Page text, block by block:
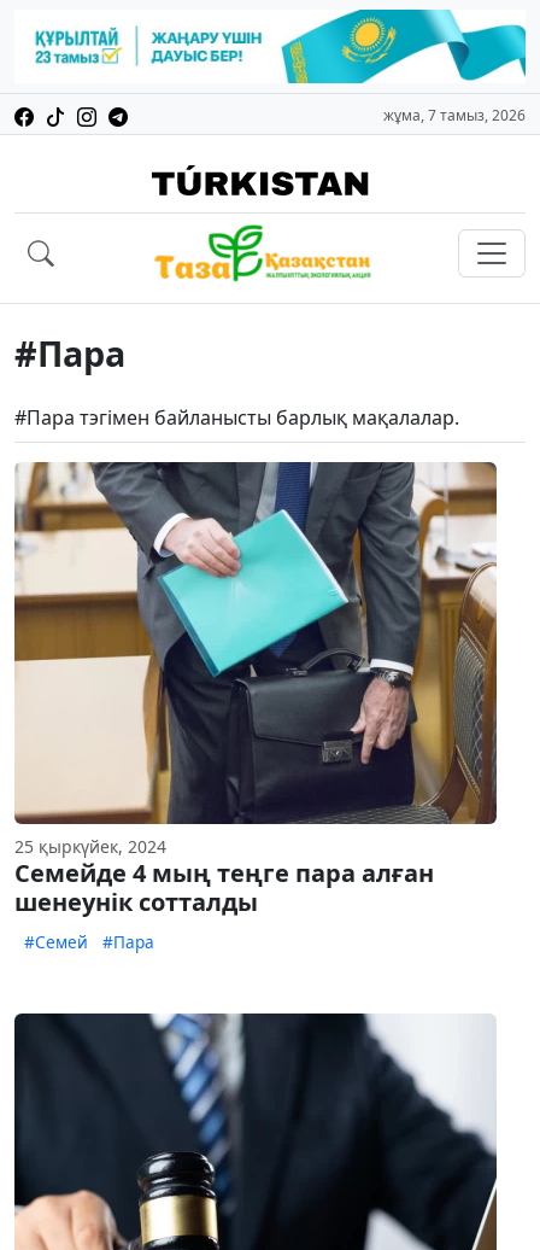
жұма, 7 тамыз, 2026
#Пара
#Пара тэгімен байланысты барлық мақалалар.
25 қыркүйек, 2024
Семейде 4 мың теңге пара алған
шенеунік сотталды
#Семей #Пара